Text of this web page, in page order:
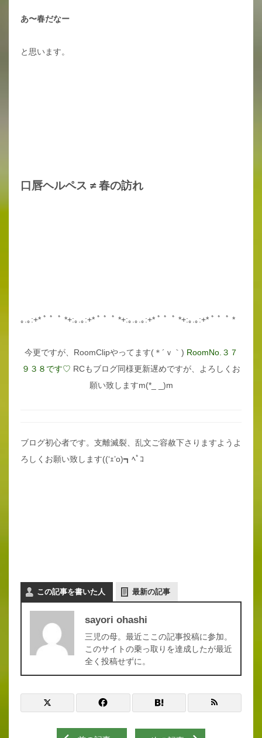
あ〜春だなー
と思います。
口唇ヘルペス ≠ 春の訪れ
｡.｡:+* ﾟ ゜ﾟ *+:｡.｡:+* ﾟ ゜ﾟ *+:｡.｡.｡:+* ﾟ ゜ﾟ *+:｡.｡:+* ﾟ ゜ﾟ *
今更ですが、RoomClipやってます(＊´ｖ｀) RoomNo.３７
９３８です♡ RCもブログ同様更新遅めですが、よろしくお
願い致しますm(*_ _)m
ブログ初心者です。支離滅裂、乱文ご容赦下さりますようよ
ろしくお願い致します((‘ｪ’o)┓ﾍﾟｺ
この記事を書いた人 最新の記事
sayori ohashi
三児の母。最近ここの記事投稿に参加。
このサイトの乗っ取りを達成したが最近
全く投稿せずに。